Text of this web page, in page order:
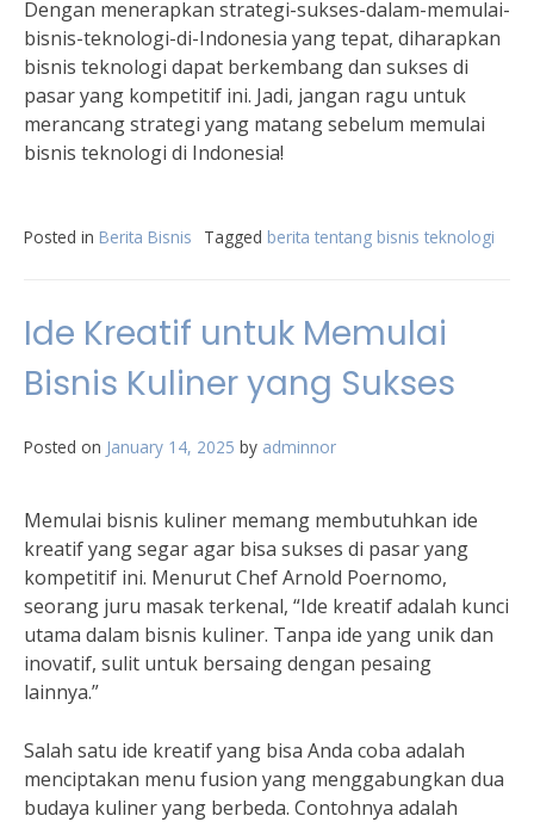
Dengan menerapkan strategi-sukses-dalam-memulai-
bisnis-teknologi-di-Indonesia yang tepat, diharapkan
bisnis teknologi dapat berkembang dan sukses di
pasar yang kompetitif ini. Jadi, jangan ragu untuk
merancang strategi yang matang sebelum memulai
bisnis teknologi di Indonesia!
Posted in Berita Bisnis Tagged berita tentang bisnis teknologi
Ide Kreatif untuk Memulai
Bisnis Kuliner yang Sukses
Posted on January 14, 2025 by adminnor
Memulai bisnis kuliner memang membutuhkan ide
kreatif yang segar agar bisa sukses di pasar yang
kompetitif ini. Menurut Chef Arnold Poernomo,
seorang juru masak terkenal, “Ide kreatif adalah kunci
utama dalam bisnis kuliner. Tanpa ide yang unik dan
inovatif, sulit untuk bersaing dengan pesaing
lainnya.”
Salah satu ide kreatif yang bisa Anda coba adalah
menciptakan menu fusion yang menggabungkan dua
budaya kuliner yang berbeda. Contohnya adalah